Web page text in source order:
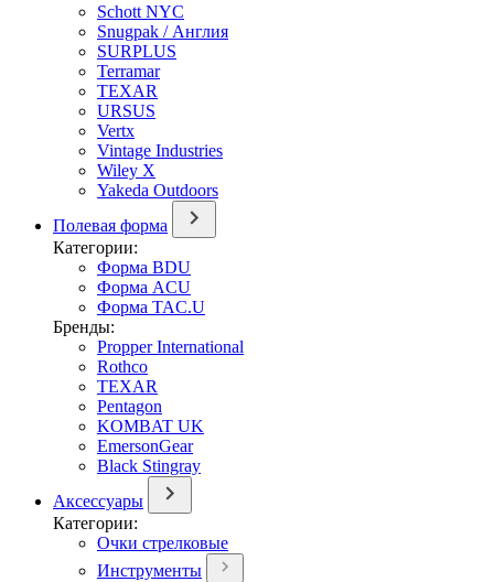
Schott NYC
Snugpak / Англия
SURPLUS
Terramar
TEXAR
URSUS
Vertx
Vintage Industries
Wiley X
Yakeda Outdoors
Полевая форма
Категории:
Форма BDU
Форма ACU
Форма TAC.U
Бренды:
Propper International
Rothco
TEXAR
Pentagon
KOMBAT UK
EmersonGear
Black Stingray
Аксессуары
Категории:
Очки стрелковые
Инструменты